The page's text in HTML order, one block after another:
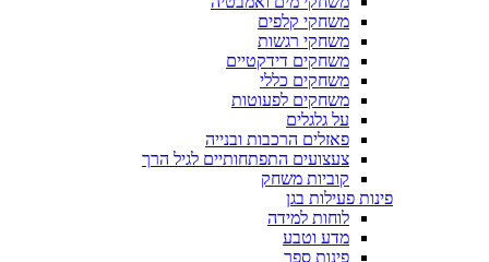
משחקי קלפים
משחקי רגשות
משחקים דידקטיים
משחקים כללי
משחקים לפעוטות
על גלגלים
פאזלים הרכבות ובנייה
צעצועים התפתחותיים לגיל הרך
קוביות משחק
פינות פעילות בגן
לוחות למידה
מדע וטבע
פינות ספר